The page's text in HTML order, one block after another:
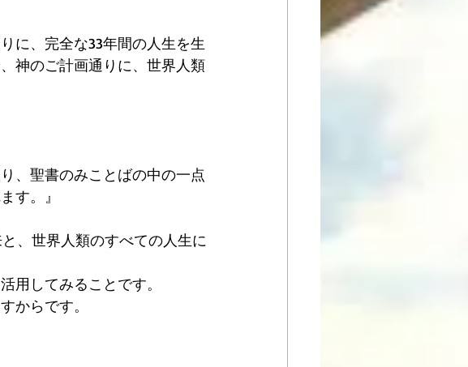
に、完全な33年間の人生を生
神のご計画通りに、世界人類
、聖書のみことばの中の一点
す。』
、世界人類のすべての人生に
用してみることです。
からです。